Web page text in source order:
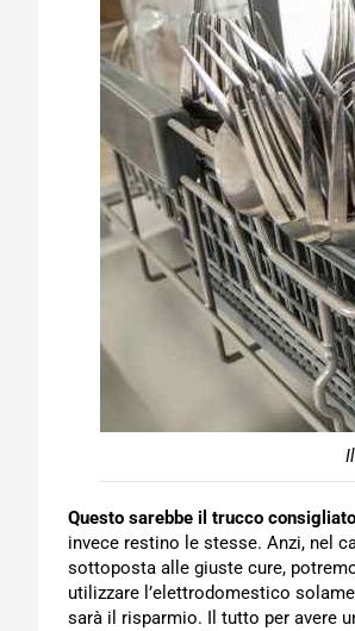
Questo sarebbe il trucco consigliato
invece restino le stesse. Anzi, nel
sottoposta alle giuste cure,
utilizzare l’elettrodomestico
sarà il risparmio. Il tutto per avere